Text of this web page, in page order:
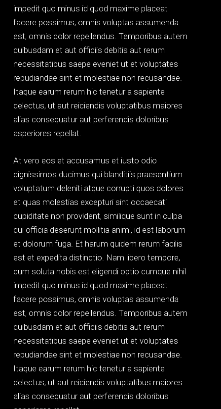
impedit quo minus id quod maxime placeat
facere possimus, omnis voluptas assumenda
est, omnis dolor repellendus. Temporibus autem
quibusdam et aut officiis debitis aut rerum
necessitatibus saepe eveniet ut et voluptates
repudiandae sint et molestiae non recusandae.
Itaque earum rerum hic tenetur a sapiente
delectus, ut aut reiciendis voluptatibus maiores
alias consequatur aut perferendis doloribus
asperiores repellat.
At vero eos et accusamus et iusto odio
dignissimos ducimus qui blanditiis praesentium
voluptatum deleniti atque corrupti quos dolores
et quas molestias excepturi sint occaecati
cupiditate non provident, similique sunt in culpa
qui officia deserunt mollitia animi, id est laborum
et dolorum fuga. Et harum quidem rerum facilis
est et expedita distinctio. Nam libero tempore,
cum soluta nobis est eligendi optio cumque nihil
impedit quo minus id quod maxime placeat
facere possimus, omnis voluptas assumenda
est, omnis dolor repellendus. Temporibus autem
quibusdam et aut officiis debitis aut rerum
necessitatibus saepe eveniet ut et voluptates
repudiandae sint et molestiae non recusandae.
Itaque earum rerum hic tenetur a sapiente
delectus, ut aut reiciendis voluptatibus maiores
alias consequatur aut perferendis doloribus